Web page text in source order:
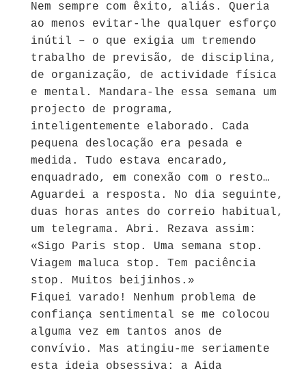
Nem sempre com êxito, aliás. Queria
ao menos evitar-lhe qualquer esforço
inútil – o que exigia um tremendo
trabalho de previsão, de disciplina,
de organização, de actividade física
e mental. Mandara-lhe essa semana um
projecto de programa,
inteligentemente elaborado. Cada
pequena deslocação era pesada e
medida. Tudo estava encarado,
enquadrado, em conexão com o resto…
Aguardei a resposta. No dia seguinte,
duas horas antes do correio habitual,
um telegrama. Abri. Rezava assim:
«Sigo Paris stop. Uma semana stop.
Viagem maluca stop. Tem paciência
stop. Muitos beijinhos.»
Fiquei varado! Nenhum problema de
confiança sentimental se me colocou
alguma vez em tantos anos de
convívio. Mas atingiu-me seriamente
esta ideia obsessiva: a Aida